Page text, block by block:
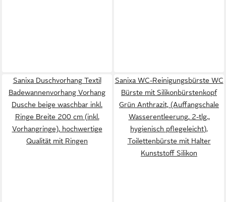
Sanixa Duschvorhang Textil
Badewannenvorhang Vorhang
Dusche beige waschbar inkl.
Ringe Breite 200 cm (inkl.
Vorhangringe), hochwertige
Qualität mit Ringen
Sanixa WC-Reinigungsbürste WC
Bürste mit Silikonbürstenkopf
Grün Anthrazit, (Auffangschale
Wasserentleerung, 2-tlg.,
hygienisch pflegeleicht),
Toilettenbürste mit Halter
Kunststoff Silikon